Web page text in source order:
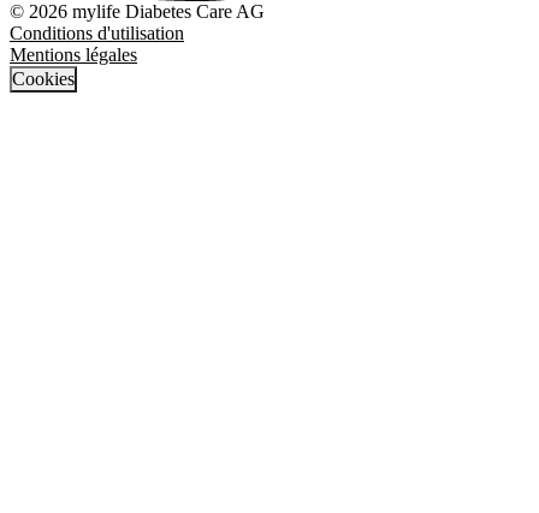
© 2026 mylife Diabetes Care AG
Conditions d'utilisation
Mentions légales
Cookies